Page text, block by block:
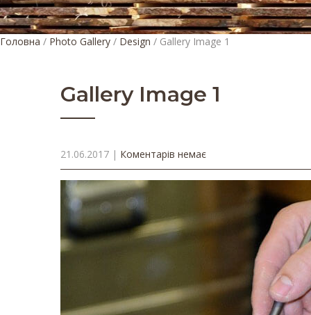
Головна / Photo Gallery / Design / Gallery Image 1
Gallery Image 1
21.06.2017 | Коментарів немає